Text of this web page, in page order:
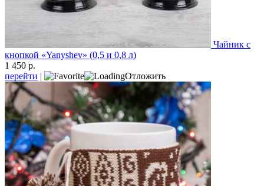
Чайник с
кнопкой «Yanyshev» (0,5 и 0,8 л)
1 450 р.
перейти | Отложить